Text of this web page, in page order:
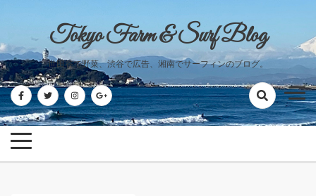
content
Tokyo Farm & Surf Blog
世田谷で野菜、渋谷で広告、湘南でサーフィンのブログ。